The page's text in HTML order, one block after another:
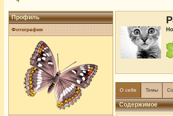
Профиль
Фотография
О себе Темы
Содержимое